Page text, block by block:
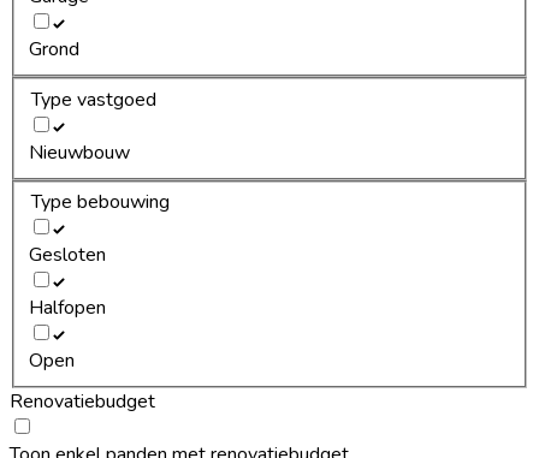
Grond
Type vastgoed
Nieuwbouw
Type bebouwing
Gesloten
Halfopen
Open
Renovatiebudget